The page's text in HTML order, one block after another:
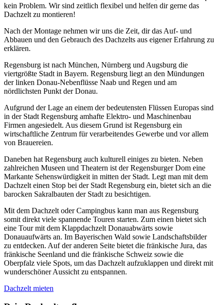
kein Problem. Wir sind zeitlich flexibel und helfen dir gerne das
Dachzelt zu montieren!
Nach der Montage nehmen wir uns die Zeit, dir das Auf- und
Abbauen und den Gebrauch des Dachzelts aus eigener Erfahrung zu
erklären.
Regensburg ist nach München, Nürnberg und Augsburg die
viertgrößte Stadt in Bayern. Regensburg liegt an den Mündungen
der linken Donau-Nebenflüsse Naab und Regen und am
nördlichsten Punkt der Donau.
Aufgrund der Lage an einem der bedeutensten Flüssen Europas sind
in der Stadt Regensburg amhafte Elektro- und Maschinenbau
Firmen angesiedelt. Aus diesem Grund ist Regensburg ein
wirtschaftliche Zentrum für verarbeitendes Gewerbe und vor allem
von Brauereien.
Daneben hat Regensburg auch kulturell einiges zu bieten. Neben
zahlreichen Museen und Theatern ist der Regensburger Dom eine
Markante Sehenswürdigkeit in mitten der Stadt. Legt man mit dem
Dachzelt einen Stop bei der Stadt Regensburg ein, bietet sich an die
barocken Sakralbauten der Stadt zu besichtigen.
Mit dem Dachzelt oder Campingbus kann man aus Regensburg
somit direkt viele spannende Touren starten. Zum einen bietet sich
eine Tour mit dem Klappdachzelt Donauabwärts sowie
Donauaufwärts an. Im Bayerischen Wald sowie Landschaftsbilder
zu entdecken. Auf der anderen Seite bietet die fränkische Jura, das
fränkische Seenland und die fränkische Schweiz sowie die
Oberpfalz viele Spots, um das Dachzelt aufzuklappen und direkt mit
wunderschöner Aussicht zu entspannen.
Dachzelt mieten